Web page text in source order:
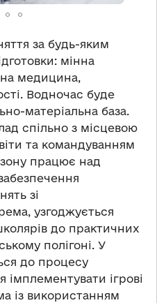
за будь-яким
мінна
медицина,
Водночас буде
матеріальна база.
спільно з місцевою
та командуванням
працює над
зі
узгоджується
до практичних
полігоні. У
до процесу
імплементувати ігрові
із використанням